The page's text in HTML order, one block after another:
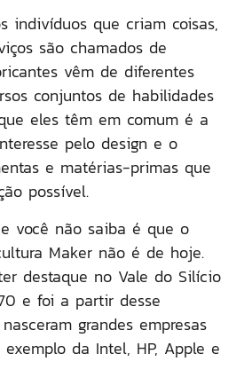
indivíduos que criam coisas,
são chamados de
vêm de diferentes
conjuntos de habilidades
eles têm em comum é a
pelo design e o
e matérias-primas que
possível.
você não saiba é que o
Maker não é de hoje.
destaque no Vale do Silício
e foi a partir desse
grandes empresas
da Intel, HP, Apple e